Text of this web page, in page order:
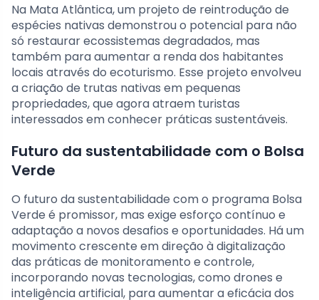
Na Mata Atlântica, um projeto de reintrodução de
espécies nativas demonstrou o potencial para não
só restaurar ecossistemas degradados, mas
também para aumentar a renda dos habitantes
locais através do ecoturismo. Esse projeto envolveu
a criação de trutas nativas em pequenas
propriedades, que agora atraem turistas
interessados em conhecer práticas sustentáveis.
Futuro da sustentabilidade com o Bolsa
Verde
O futuro da sustentabilidade com o programa Bolsa
Verde é promissor, mas exige esforço contínuo e
adaptação a novos desafios e oportunidades. Há um
movimento crescente em direção à digitalização
das práticas de monitoramento e controle,
incorporando novas tecnologias, como drones e
inteligência artificial, para aumentar a eficácia dos